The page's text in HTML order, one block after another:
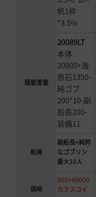
帆1枠
*3.5%
積載重量
20089LT
本体
20900+海
原石1350-
純ゴブ
200*10-副
船長200-
装備11
船員
副船長+純粋
なゴブリン
最大10人
価格
50G+40000
カラスコイ